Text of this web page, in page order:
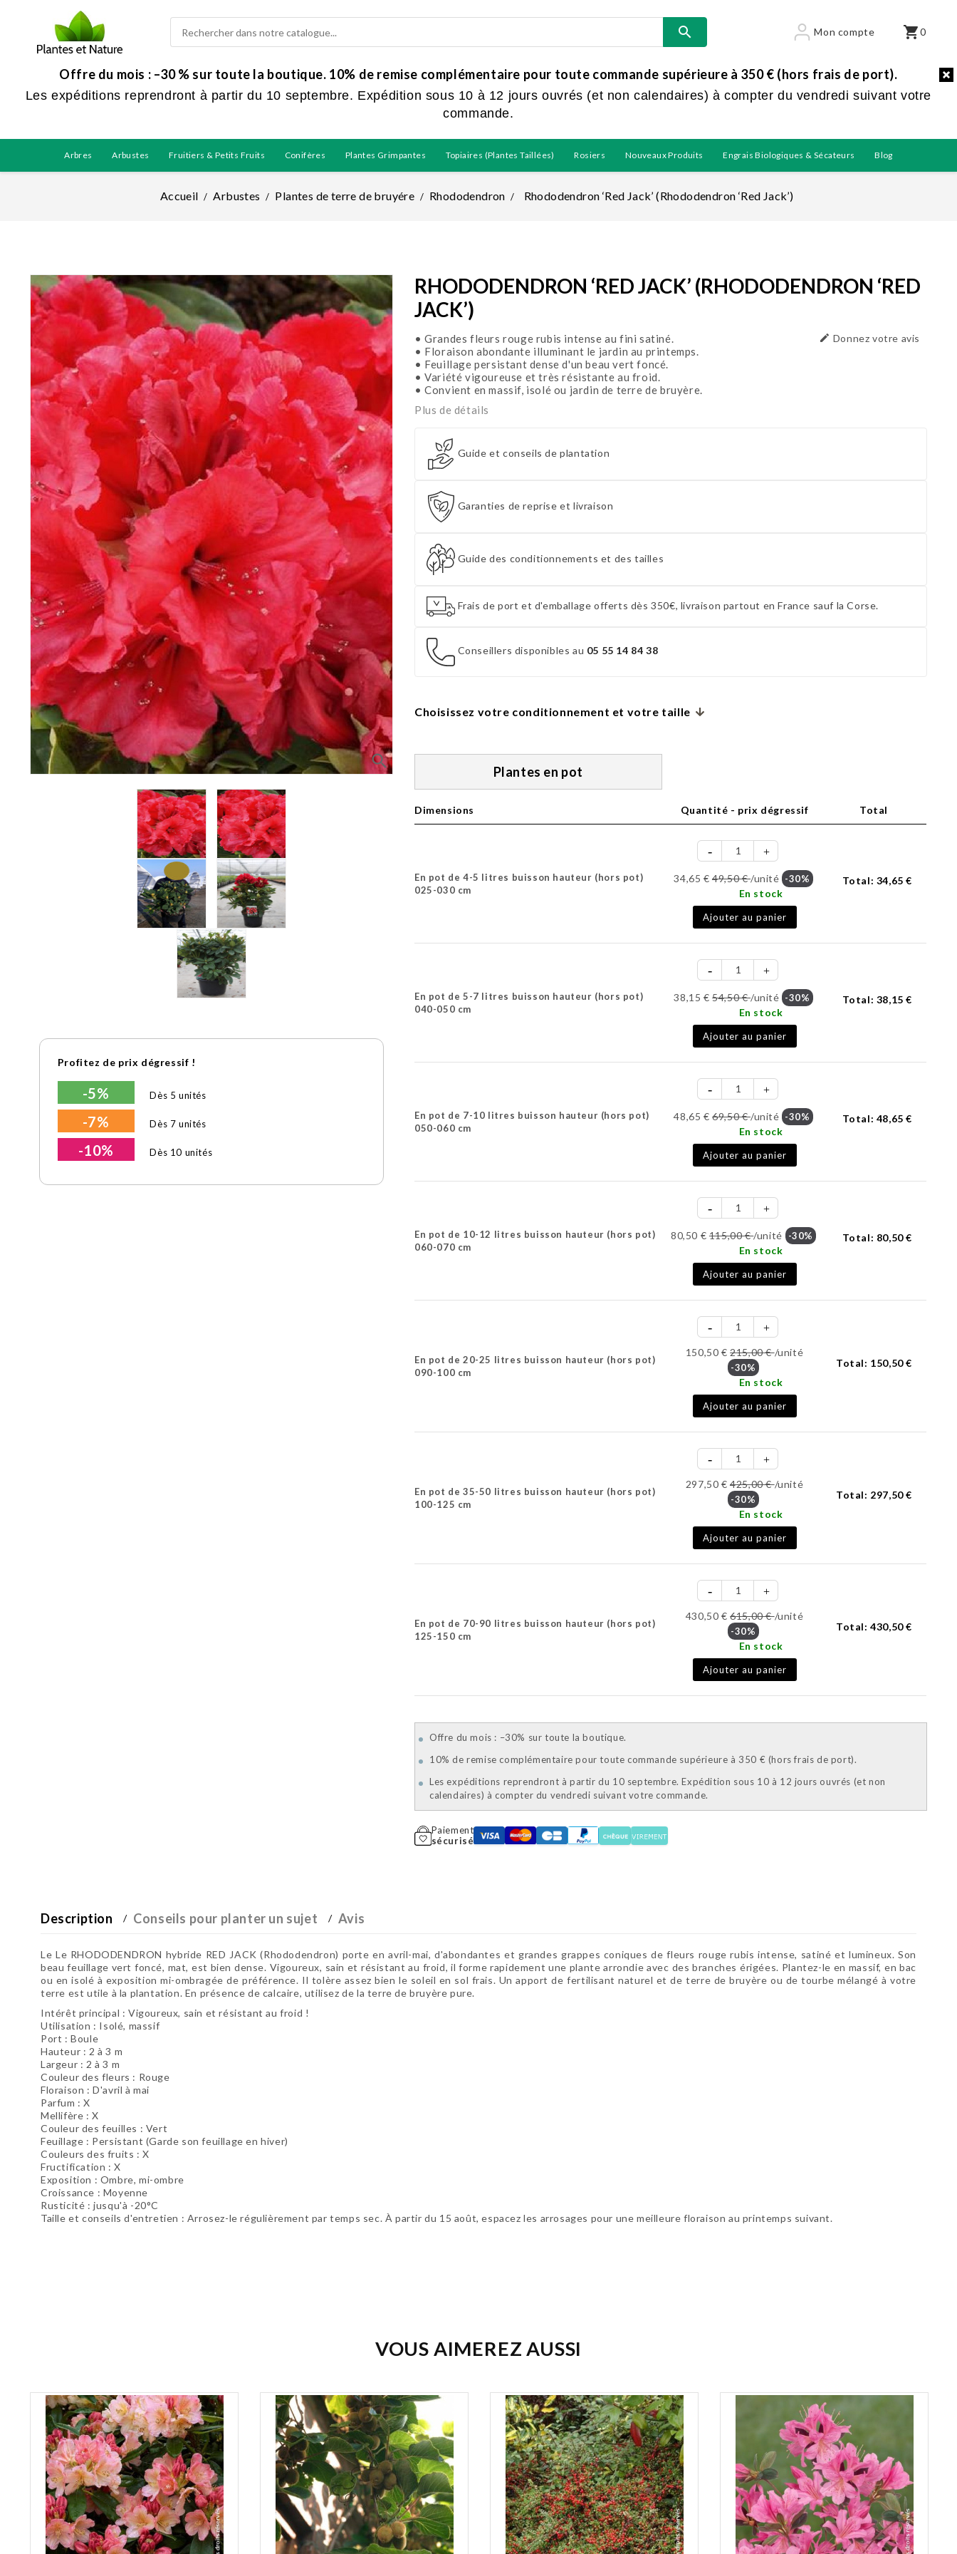
Offre du mois : –30 % sur toute la boutique. 10% de remise complémentaire pour toute commande supérieure à 350 € (hors frais de port).
Les expéditions reprendront à partir du 10 septembre. Expédition sous 10 à 12 jours ouvrés (et non calendaires) à compter du vendredi suivant votre
commande.
 Mon compte shopping_cart0
Arbres Arbustes Fruitiers & Petits Fruits Conifères Plantes Grimpantes Topiaires (plantes Taillées) Rosiers Nouveaux Produits Engrais Biologiques & Sécateurs Blog
Accueil Arbustes Plantes de terre de bruyére Rhododendron Rhododendron ‘Red Jack’ (Rhododendron ‘Red Jack’)
search
Profitez de prix dégressif !
-5% Dès 5 unités
-7% Dès 7 unités
-10% Dès 10 unités
RHODODENDRON ‘RED JACK’ (RHODODENDRON ‘RED
JACK’)
 Donnez votre avis
• Grandes fleurs rouge rubis intense au fini satiné.
• Floraison abondante illuminant le jardin au printemps.
• Feuillage persistant dense d'un beau vert foncé.
• Variété vigoureuse et très résistante au froid.
• Convient en massif, isolé ou jardin de terre de bruyère.
Plus de détails
Guide et conseils de plantation
Garanties de reprise et livraison
Guide des conditionnements et des tailles
Frais de port et d'emballage offerts dès 350€, livraison partout en France sauf la Corse.
Conseillers disponibles au 05 55 14 84 38
Choisissez votre conditionnement et votre taille
Plantes en pot
Dimensions Quantité - prix dégressif Total
En pot de 4-5 litres buisson hauteur (hors pot)
025-030 cm
34,65 €49,50 €/unité -30%
En stock
Ajouter au panier
Total: 34,65 €
En pot de 5-7 litres buisson hauteur (hors pot)
040-050 cm
38,15 €54,50 €/unité -30%
En stock
Ajouter au panier
Total: 38,15 €
En pot de 7-10 litres buisson hauteur (hors pot)
050-060 cm
48,65 €69,50 €/unité -30%
En stock
Ajouter au panier
Total: 48,65 €
En pot de 10-12 litres buisson hauteur (hors pot)
060-070 cm
80,50 € 115,00 €/unité -30%
En stock
Ajouter au panier
Total: 80,50 €
En pot de 20-25 litres buisson hauteur (hors pot)
090-100 cm
150,50 €215,00 €/unité
-30%
En stock
Ajouter au panier
Total: 150,50 €
En pot de 35-50 litres buisson hauteur (hors pot)
100-125 cm
297,50 €425,00 €/unité
-30%
En stock
Ajouter au panier
Total: 297,50 €
En pot de 70-90 litres buisson hauteur (hors pot)
125-150 cm
430,50 €615,00 €/unité
-30%
En stock
Ajouter au panier
Total:430,50 €
Offre du mois : –30% sur toute la boutique.
10% de remise complémentaire pour toute commande supérieure à 350 € (hors frais de port).
Les expéditions reprendront à partir du 10 septembre. Expédition sous 10 à 12 jours ouvrés (et non
calendaires) à compter du vendredi suivant votre commande.
Paiement
sécurisé
Description Conseils pour planter un sujet Avis
Le Le RHODODENDRON hybride RED JACK (Rhododendron) porte en avril-mai, d'abondantes et grandes grappes coniques de fleurs rouge rubis intense, satiné et lumineux. Son
beau feuillage vert foncé, mat, est bien dense. Vigoureux, sain et résistant au froid, il forme rapidement une plante arrondie avec des branches érigées. Plantez-le en massif, en bac
ou en isolé à exposition mi-ombragée de préférence. Il tolère assez bien le soleil en sol frais. Un apport de fertilisant naturel et de terre de bruyère ou de tourbe mélangé à votre
terre est utile à la plantation. En présence de calcaire, utilisez de la terre de bruyère pure.
Intérêt principal : Vigoureux, sain et résistant au froid !
Utilisation : Isolé, massif
Port : Boule
Hauteur : 2 à 3 m
Largeur : 2 à 3 m
Couleur des fleurs : Rouge
Floraison : D'avril à mai
Parfum : X
Mellifère : X
Couleur des feuilles : Vert
Feuillage : Persistant (Garde son feuillage en hiver)
Couleurs des fruits : X
Fructification : X
Exposition : Ombre, mi-ombre
Croissance : Moyenne
Rusticité : jusqu'à -20°C
Taille et conseils d'entretien : Arrosez-le régulièrement par temps sec. À partir du 15 août, espacez les arrosages pour une meilleure floraison au printemps suivant.
VOUS AIMEREZ AUSSI